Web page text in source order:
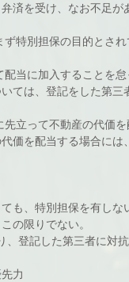
済を受け、なお不足が
特別担保の目的とさ
当に加入することを
ては、登記をした第三
立って不動産の代価
価を配当する場合には
も、特別担保を有しな
の限りでない。
登記した第三者に対
力